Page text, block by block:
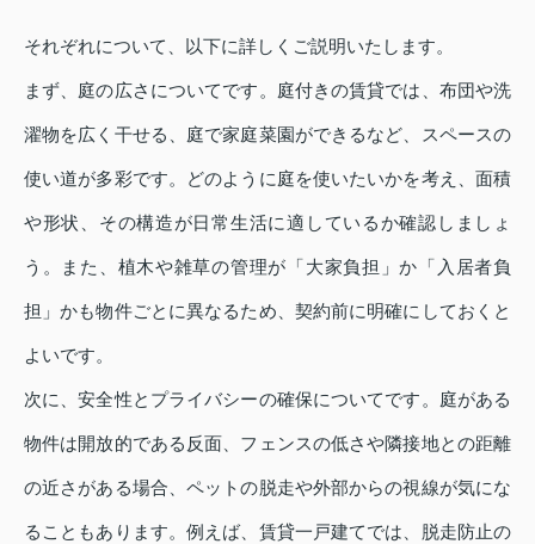
それぞれについて、以下に詳しくご説明いたします。
まず、庭の広さについてです。庭付きの賃貸では、布団や洗
濯物を広く干せる、庭で家庭菜園ができるなど、スペースの
使い道が多彩です。どのように庭を使いたいかを考え、面積
や形状、その構造が日常生活に適しているか確認しましょ
う。また、植木や雑草の管理が「大家負担」か「入居者負
担」かも物件ごとに異なるため、契約前に明確にしておくと
よいです。
次に、安全性とプライバシーの確保についてです。庭がある
物件は開放的である反面、フェンスの低さや隣接地との距離
の近さがある場合、ペットの脱走や外部からの視線が気にな
ることもあります。例えば、賃貸一戸建てでは、脱走防止の